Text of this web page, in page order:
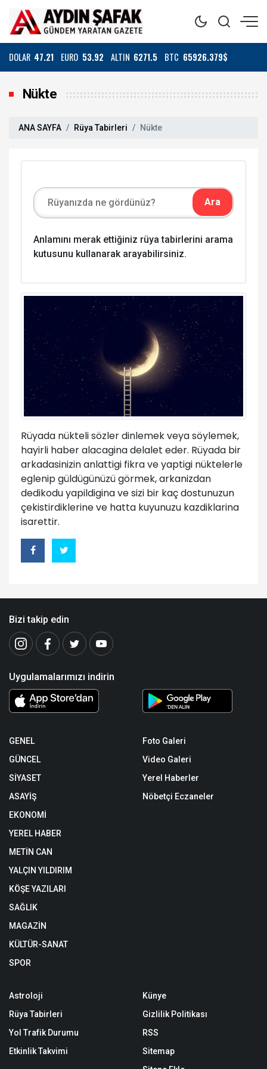
DOLAR 47.21 EURO 53.92 ALTIN 6271.5 BTC 65926.379$
Nükte
ANA SAYFA Rüya Tabirleri Nükte
Anlamını merak ettiğiniz rüya tabirlerini arama
kutusunu kullanarak arayabilirsiniz.
Rüyada nükteli sözler dinlemek veya söylemek,
hayirli haber alacagina delalet eder. Rüyada bir
arkadasinizin anlattigi fikra ve yaptigi nüktelerle
eglenip güldügünüzü görmek, arkanizdan
dedikodu yapildigina ve sizi bir kaç dostunuzun
çekistirdiklerine ve hatta kuyunuzu kazdiklarina
isarettir.
Bizi takip edin
Uygulamalarımızı indirin
GENEL
GÜNCEL
SİYASET
ASAYİŞ
EKONOMİ
YEREL HABER
METİN CAN
YALÇIN YILDIRIM
KÖŞE YAZILARI
SAĞLIK
MAGAZİN
KÜLTÜR-SANAT
SPOR
Foto Galeri
Video Galeri
Yerel Haberler
Nöbetçi Eczaneler
Astroloji
Rüya Tabirleri
Yol Trafik Durumu
Etkinlik Takvimi
Künye
Gizlilik Politikası
RSS
Sitemap